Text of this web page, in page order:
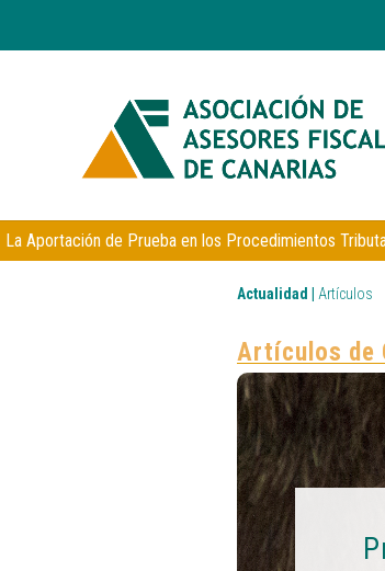
La Aportación de Prueba en los Procedimientos
Actualidad |Artículos
Artículos de